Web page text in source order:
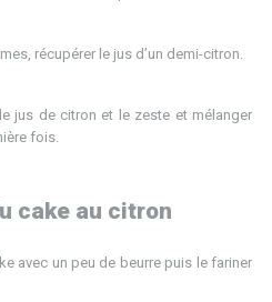
récupérer le jus d’un demi-citron.
jus de citron et le zeste et mélanger
fois.
cake au citron
avec un peu de beurre puis le fariner